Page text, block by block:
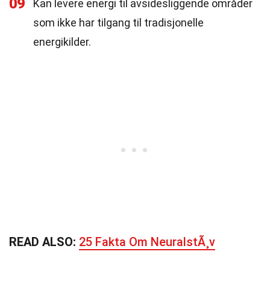
09
Kan levere energi til avsidesliggende områder
som ikke har tilgang til tradisjonelle
energikilder.
READ ALSO: 25 Fakta Om NeuralstÃ¸v